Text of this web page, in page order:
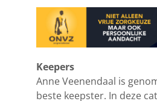
Keepers
Anne Veenendaal is
beste keepster. In deze